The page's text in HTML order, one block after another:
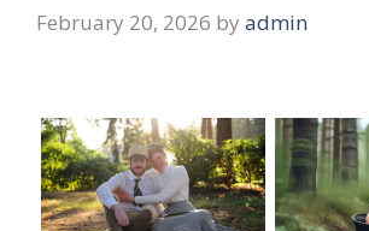
February 20, 2026 by admin